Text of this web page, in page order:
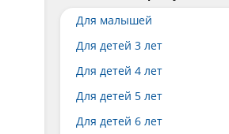
Для малышей
Для детей 3 лет
Для детей 4 лет
Для детей 5 лет
Для детей 6 лет